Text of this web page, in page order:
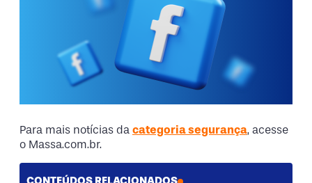
Para mais notícias da categoria segurança, acesse
o Massa.com.br.